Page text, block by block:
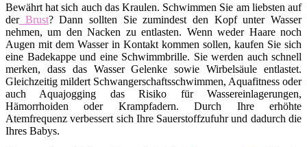
Bewährt hat sich auch das Kraulen. Schwimmen Sie am liebsten auf
derBrust? Dann sollten Sie zumindest den Kopf unter Wasser
nehmen, um den Nacken zu entlasten. Wenn weder Haare noch
Augen mit dem Wasser in Kontakt kommen sollen, kaufen Sie sich
eine Badekappe und eine Schwimmbrille. Sie werden auch schnell
merken, dass das Wasser Gelenke sowie Wirbelsäule entlastet.
Gleichzeitig mildert Schwangerschaftsschwimmen, Aquafitness oder
auch Aquajogging das Risiko für Wassereinlagerungen,
Hämorrhoiden oder Krampfadern. Durch Ihre erhöhte
Atemfrequenz verbessert sich Ihre Sauerstoffzufuhr und dadurch die
Ihres Babys.